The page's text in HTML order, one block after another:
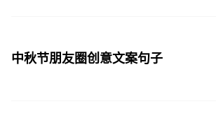
中秋节朋友圈创意文案句子